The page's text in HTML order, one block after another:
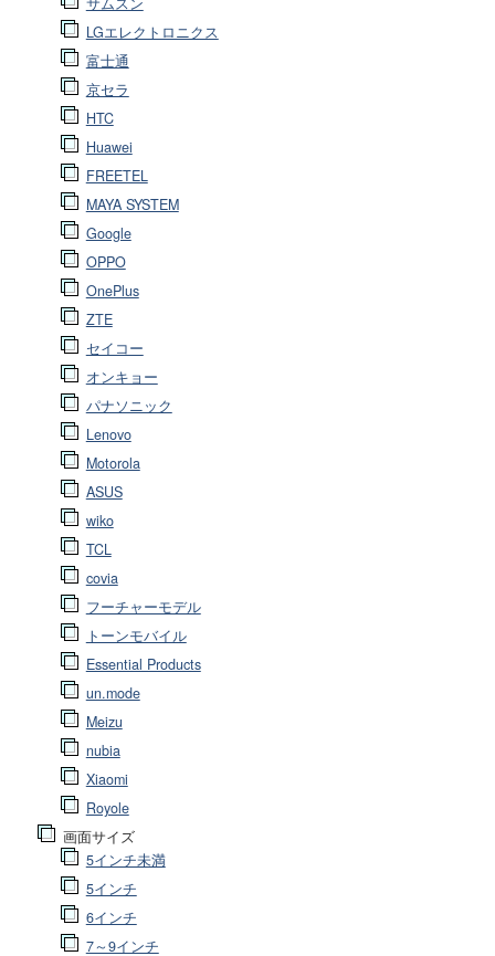
LGエレクトロニクス
富士通
京セラ
HTC
Huawei
FREETEL
MAYA SYSTEM
Google
OPPO
OnePlus
ZTE
セイコー
オンキョー
パナソニック
Lenovo
Motorola
ASUS
wiko
TCL
covia
フーチャーモデル
トーンモバイル
Essential Products
un.mode
Meizu
nubia
Xiaomi
Royole
画面サイズ
5インチ未満
5インチ
6インチ
7～9インチ